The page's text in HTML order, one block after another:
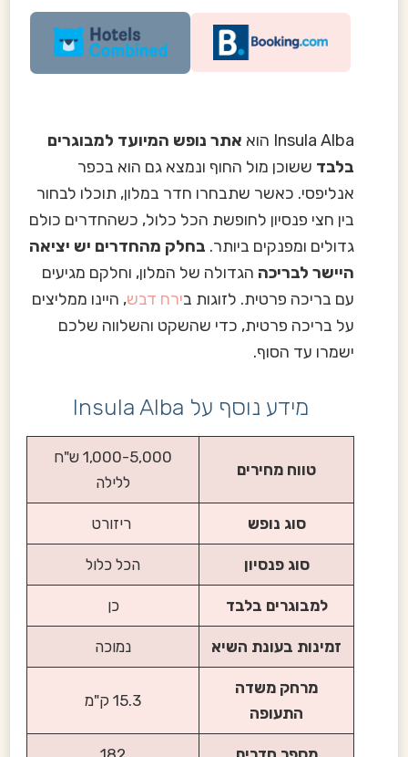
Insula Alba הוא
אתר נופש המיועד למבוגרים
בלבד ששוכן מול החוף ונמצא גם הוא בכפר
אנליפסי. כאשר שתבחרו חדר במלון, תוכלו לבחור
בין חצי פנסיון לחופשת הכל כלול, כשהחדרים כולם
גדולים ומפנקים ביותר. בחלק מהחדרים יש יציאה
היישר לבריכה הגדולה של המלון, וחלקם מגיעים
עם בריכה פרטית. לזוגות בירח דבש, היינו ממליצים
על בריכה פרטית, כדי שהשקט והשלווה שלכם
ישמרו עד הסוף.
מידע נוסף על Insula Alba
טווח מחירים
1,000-5,000 ש"ח
ללילה
סוג נופש ריזורט
סוג פנסיון הכל כלול
למבוגרים בלבד כן
זמינות בעונת השיא נמוכה
מרחק משדה
התעופה
15.3 ק"מ